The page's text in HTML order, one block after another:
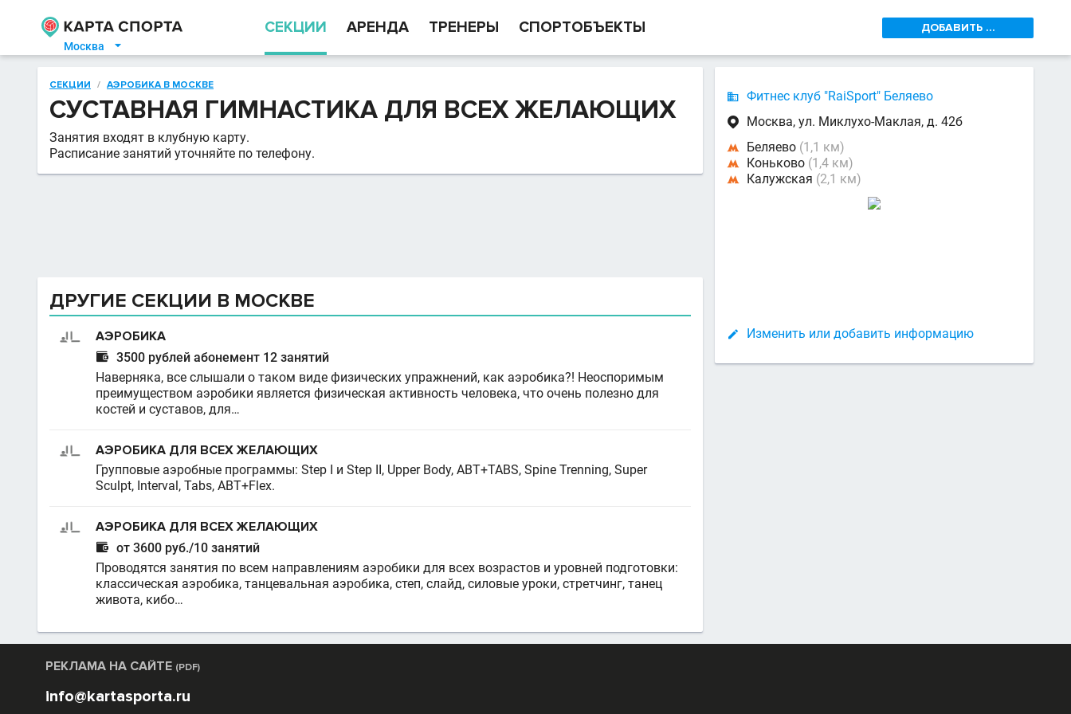
Москва 
СЕКЦИИ АРЕНДА ТРЕНЕРЫ СПОРТОБЪЕКТЫ ДОБАВИТЬ ...
СЕКЦИИ / АЭРОБИКА В МОСКВЕ
СУСТАВНАЯ ГИМНАСТИКА ДЛЯ ВСЕХ ЖЕЛАЮЩИХ
Занятия входят в клубную карту.
Расписание занятий уточняйте по телефону.
ДРУГИЕ СЕКЦИИ В МОСКВЕ
АЭРОБИКА

3500 рублей абонемент 12 занятий
Наверняка, все слышали о таком виде физических упражнений, как аэробика?! Неоспоримым
преимуществом аэробики является физическая активность человека, что очень полезно для
костей и суставов, для…
АЭРОБИКА ДЛЯ ВСЕХ ЖЕЛАЮЩИХ
Групповые аэробные программы: Step I и Step II, Upper Body, ABT+TABS, Spine Trenning, Super
Sculpt, Interval, Tabs, ABT+Flex.
АЭРОБИКА ДЛЯ ВСЕХ ЖЕЛАЮЩИХ

от 3600 руб./10 занятий
Проводятся занятия по всем направлениям аэробики для всех возрастов и уровней подготовки:
классическая аэробика, танцевальная аэробика, степ, слайд, силовые уроки, стретчинг, танец
живота, кибо…
 Фитнес клуб "RaiSport" Беляево
 Москва, ул. Миклухо-Маклая, д. 42б
 Беляево (1,1 км)
 Коньково (1,4 км)
 Калужская (2,1 км)
 Изменить или добавить информацию
РЕКЛАМА НА САЙТЕ (PDF)
info@kartasporta.ru